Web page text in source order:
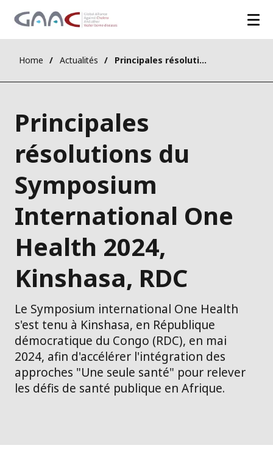
Home Actualités Principales résolutions du Symposium International One Health 2024, Kinshasa, RDC
Principales
résolutions du
Symposium
International One
Health 2024,
Kinshasa, RDC
Le Symposium international One Health
s'est tenu à Kinshasa, en République
démocratique du Congo (RDC), en mai
2024, afin d'accélérer l'intégration des
approches "Une seule santé" pour relever
les défis de santé publique en Afrique.